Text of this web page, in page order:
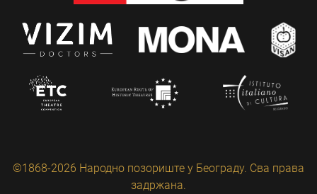
©1868-2026 Народно позориште у Београду. Сва права
задржана.